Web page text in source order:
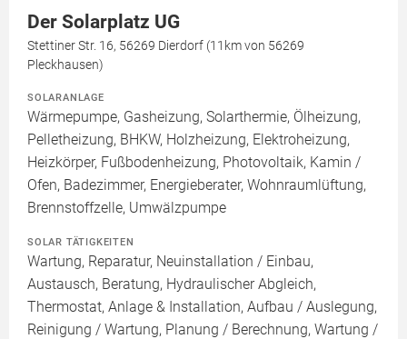
Der Solarplatz UG
Stettiner Str. 16, 56269 Dierdorf (11km von 56269
Pleckhausen)
SOLARANLAGE
Wärmepumpe, Gasheizung, Solarthermie, Ölheizung,
Pelletheizung, BHKW, Holzheizung, Elektroheizung,
Heizkörper, Fußbodenheizung, Photovoltaik, Kamin /
Ofen, Badezimmer, Energieberater, Wohnraumlüftung,
Brennstoffzelle, Umwälzpumpe
SOLAR TÄTIGKEITEN
Wartung, Reparatur, Neuinstallation / Einbau,
Austausch, Beratung, Hydraulischer Abgleich,
Thermostat, Anlage & Installation, Aufbau / Auslegung,
Reinigung / Wartung, Planung / Berechnung, Wartung /